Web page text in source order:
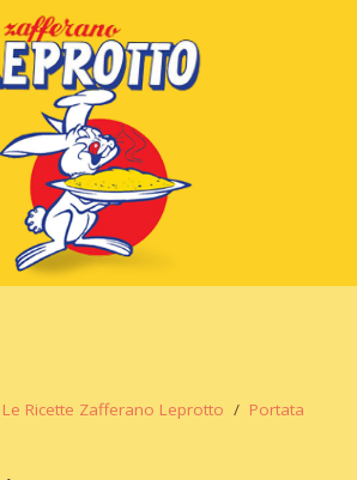
Le Ricette Zafferano Leprotto
Portata